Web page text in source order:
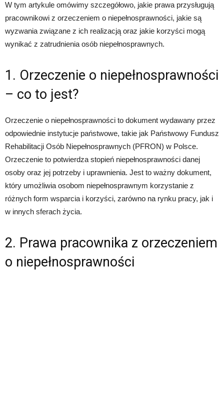
W tym artykule omówimy szczegółowo, jakie prawa przysługują
pracownikowi z orzeczeniem o niepełnosprawności, jakie są
wyzwania związane z ich realizacją oraz jakie korzyści mogą
wynikać z zatrudnienia osób niepełnosprawnych.
1. Orzeczenie o niepełnosprawności
– co to jest?
Orzeczenie o niepełnosprawności to dokument wydawany przez
odpowiednie instytucje państwowe, takie jak Państwowy Fundusz
Rehabilitacji Osób Niepełnosprawnych (PFRON) w Polsce.
Orzeczenie to potwierdza stopień niepełnosprawności danej
osoby oraz jej potrzeby i uprawnienia. Jest to ważny dokument,
który umożliwia osobom niepełnosprawnym korzystanie z
różnych form wsparcia i korzyści, zarówno na rynku pracy, jak i
w innych sferach życia.
2. Prawa pracownika z orzeczeniem
o niepełnosprawności